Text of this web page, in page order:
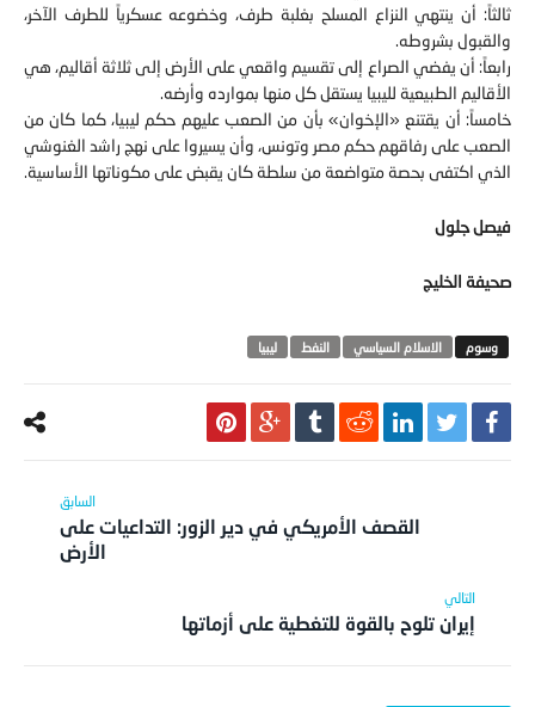
ثالثاً: أن ينتهي النزاع المسلح بغلبة طرف، وخضوعه عسكرياً للطرف الآخر،
والقبول بشروطه.
رابعاً: أن يفضي الصراع إلى تقسيم واقعي على الأرض إلى ثلاثة أقاليم، هي
الأقاليم الطبيعية لليبيا يستقل كل منها بموارده وأرضه.
خامساً: أن يقتنع «الإخوان» بأن من الصعب عليهم حكم ليبيا، كما كان من
الصعب على رفاقهم حكم مصر وتونس، وأن يسيروا على نهج راشد الغنوشي
الذي اكتفى بحصة متواضعة من سلطة كان يقبض على مكوناتها الأساسية.
فيصل جلول
صحيفة الخليج
الاسلام السياسي النفط ليبيا
القصف الأمريكي في دير الزور: التداعيات على
الأرض
إيران تلوح بالقوة للتغطية على أزماتها